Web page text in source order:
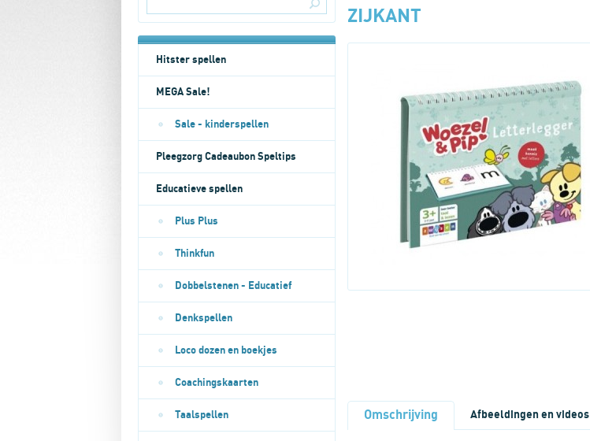
Hitster spellen
MEGA Sale!
Sale - kinderspellen
Pleegzorg Cadeaubon Speltips
Educatieve spellen
Plus Plus
Thinkfun
Dobbelstenen - Educatief
Denkspellen
Loco dozen en boekjes
Coachingskaarten
Taalspellen
ZIJKANT
Omschrijving Afbeeldingen en videos